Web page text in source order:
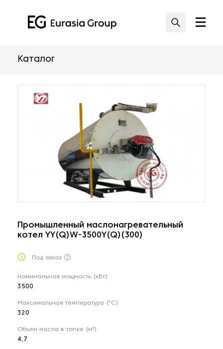
Каталог
Промышленный маслонагревательный
котел YY(Q)W-3500Y(Q)(300)
Под заказ
Номинальная мощность (кВт)
3500
Максимальная температура (°С)
320
Объем масла в топке (м³)
4,7